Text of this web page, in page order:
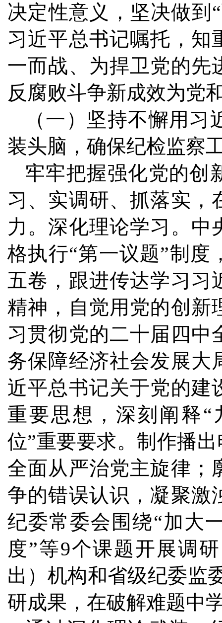
决定性意义，坚决做到
习近平总书记嘱托，知
一而战、为捍卫党的先
反腐败斗争新成效为党
（一）坚持不懈用
装头脑，确保纪检监察
牢牢把握强化党的创
习、实调研、抓落实，
力。深化理论学习。中
格执行“第一议题”制度
五卷，跟进传达学习习
精神，自觉用党的创新
习贯彻党的二十届四中
务保障经济社会发展大
近平总书记关于党的建
重要思想，深刻阐释
位”重要要求。制作播
全面从严治党主旋律；
争的错误认识，凝聚激
纪委常委会围绕“加大
度”等9个课题开展调
出）机构和省级纪委监
研成果，在破解难题中